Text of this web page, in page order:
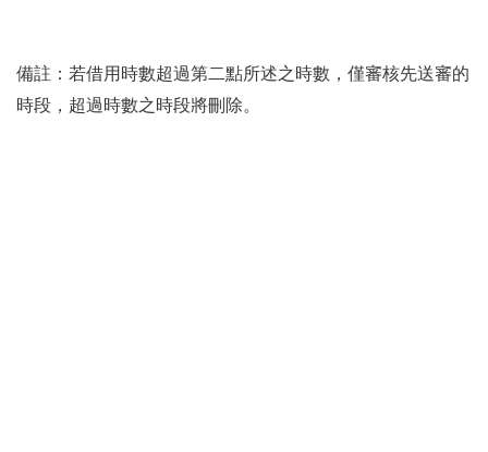
備註：若借用時數超過第二點所述之時數，僅審核先送審的
時段，超過時數之時段將刪除。